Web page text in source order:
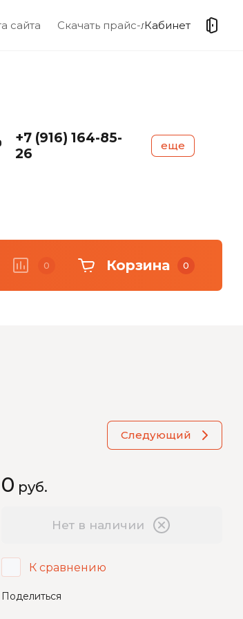
сайта Скачать прайс-листКабинет
+7 (916) 164-85-
26
еще
подборка электронных книг для
0 Корзина 0
Следующий
0 руб.
Нет в наличии
К сравнению
Поделиться